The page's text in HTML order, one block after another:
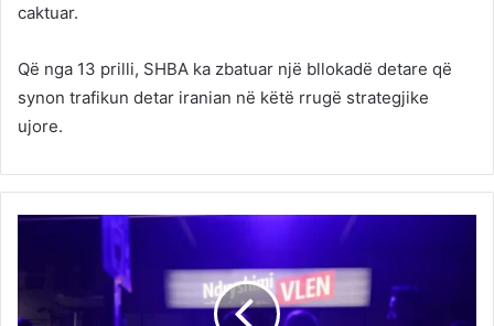
caktuar.
Që nga 13 prilli, SHBA ka zbatuar një bllokadë detare që
synon trafikun detar iranian në këtë rrugë strategjike
ujore.